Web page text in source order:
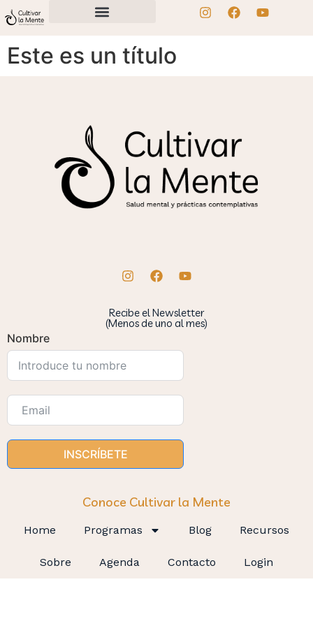
Este es un título
Recibe el Newsletter
(Menos de uno al mes)
Nombre
INSCRÍBETE
Conoce Cultivar la Mente
Home Programas Blog Recursos
Sobre Agenda Contacto Login